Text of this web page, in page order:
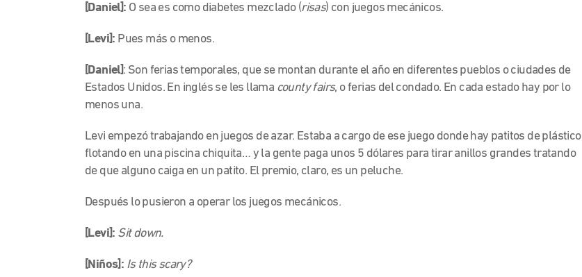
[Daniel]: O sea es como diabetes mezclado (risas) con juegos mecánicos.
[Levi]: Pues más o menos.
[Daniel]: Son ferias temporales, que se montan durante el año en diferentes pueblos o ciudades de
Estados Unidos. En inglés se les llama county fairs, o ferias del condado. En cada estado hay por lo
menos una.
Levi empezó trabajando en juegos de azar. Estaba a cargo de ese juego donde hay patitos de plástico
flotando en una piscina chiquita… y la gente paga unos 5 dólares para tirar anillos grandes tratando
de que alguno caiga en un patito. El premio, claro, es un peluche.
Después lo pusieron a operar los juegos mecánicos.
[Levi]: Sit down.
[Niños]: Is this scary?